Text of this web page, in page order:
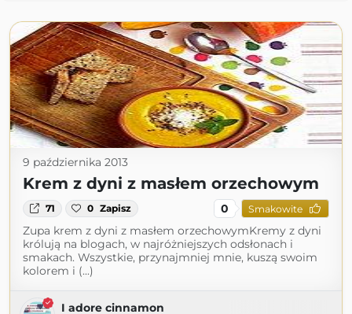
9 października 2013
Krem z dyni z masłem orzechowym
71 0 Zapisz 0 Smakowite
Zupa krem z dyni z masłem orzechowymKremy z dyni
królują na blogach, w najróżniejszych odsłonach i
smakach. Wszystkie, przynajmniej mnie, kuszą swoim
kolorem i (...)
I adore cinnamon